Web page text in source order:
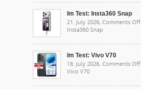
Im Test: Insta360 Snap
21. July 2026, Comments Off
Insta360 Snap
Im Test: Vivo V70
18. July 2026, Comments Off
Vivo V70